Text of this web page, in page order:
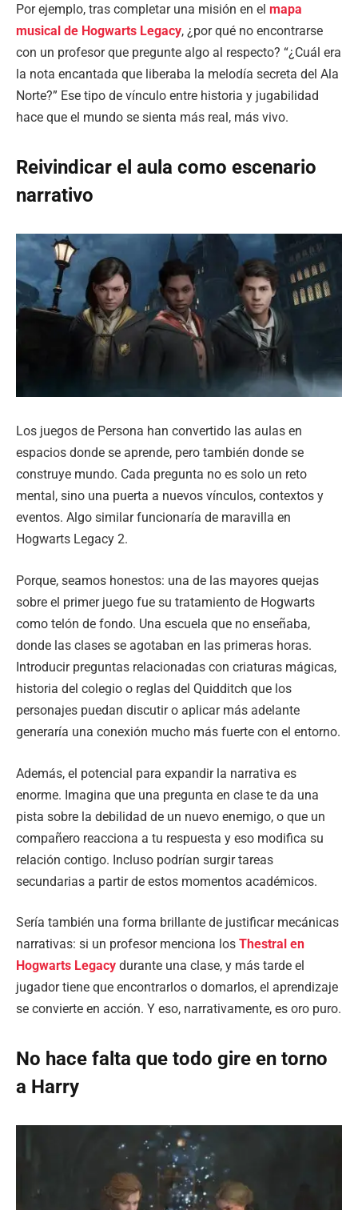
Por ejemplo, tras completar una misión en el mapa
musical de Hogwarts Legacy, ¿por qué no encontrarse
con un profesor que pregunte algo al respecto? “¿Cuál era
la nota encantada que liberaba la melodía secreta del Ala
Norte?” Ese tipo de vínculo entre historia y jugabilidad
hace que el mundo se sienta más real, más vivo.
Reivindicar el aula como escenario
narrativo
Los juegos de Persona han convertido las aulas en
espacios donde se aprende, pero también donde se
construye mundo. Cada pregunta no es solo un reto
mental, sino una puerta a nuevos vínculos, contextos y
eventos. Algo similar funcionaría de maravilla en
Hogwarts Legacy 2.
Porque, seamos honestos: una de las mayores quejas
sobre el primer juego fue su tratamiento de Hogwarts
como telón de fondo. Una escuela que no enseñaba,
donde las clases se agotaban en las primeras horas.
Introducir preguntas relacionadas con criaturas mágicas,
historia del colegio o reglas del Quidditch que los
personajes puedan discutir o aplicar más adelante
generaría una conexión mucho más fuerte con el entorno.
Además, el potencial para expandir la narrativa es
enorme. Imagina que una pregunta en clase te da una
pista sobre la debilidad de un nuevo enemigo, o que un
compañero reacciona a tu respuesta y eso modifica su
relación contigo. Incluso podrían surgir tareas
secundarias a partir de estos momentos académicos.
Sería también una forma brillante de justificar mecánicas
narrativas: si un profesor menciona los Thestral en
Hogwarts Legacy durante una clase, y más tarde el
jugador tiene que encontrarlos o domarlos, el aprendizaje
se convierte en acción. Y eso, narrativamente, es oro puro.
No hace falta que todo gire en torno
a Harry